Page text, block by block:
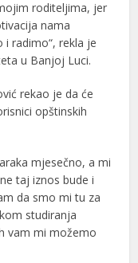
roditeljima, jer
nama
radimo“, rekla je
u Banjoj Luci.
rekao je da će
opštinskih
mjesečno, a mi
taj iznos bude i
da smo mi tu za
studiranja
vam mi možemo